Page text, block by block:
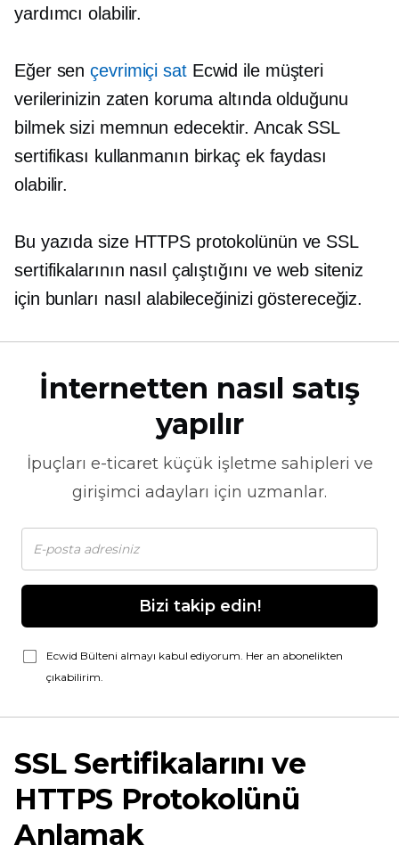
yardımcı olabilir.
Eğer sençevrimiçi satEcwid ile müşteri
verilerinizin zaten koruma altında olduğunu
bilmek sizi memnun edecektir. Ancak SSL
sertifikası kullanmanın birkaç ek faydası
olabilir.
Bu yazıda size HTTPS protokolünün ve SSL
sertifikalarının nasıl çalıştığını ve web siteniz
için bunları nasıl alabileceğinizi göstereceğiz.
İnternetten nasıl satış
yapılır
İpuçları e-ticaretküçük işletme sahipleri ve
girişimci adayları için uzmanlar.
Bizi takip edin!
Ecwid Bülteni almayı kabul ediyorum. Her an abonelikten
çıkabilirim.
SSL Sertifikalarını ve
HTTPS Protokolünü
Anlamak